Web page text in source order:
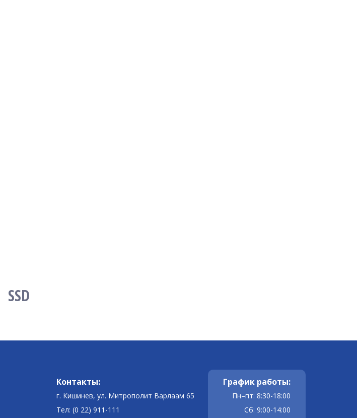
SSD
Контакты:
г. Кишинев, ул. Митрополит Варлаам 65
Тел: (0 22) 911-111
График работы:
Пн–пт: 8:30-18:00
Сб: 9:00-14:00